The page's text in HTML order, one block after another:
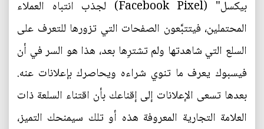
بيكسل" (Facebook Pixel) لجذب انتباه العملاء
المحتملين، فيتتبَّعون الصفحات التي تزورها للتعرف على
السلع التي شاهدتها ولم تشترِها بعد، هذا هو السر في أن
فيسبوك يعرف ما تنوي شراءه ويحاصرك بإعلانات عنه.
بعدها تسعى الإعلانات إلى إقناعك بأن اقتناء السلعة ذات
العلامة التجارية المعروفة هذه أو تلك سيمنحك التميز،